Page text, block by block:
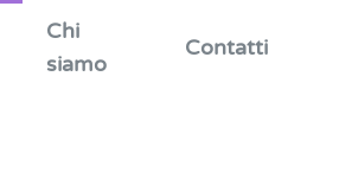
Chi
siamo
Contatti